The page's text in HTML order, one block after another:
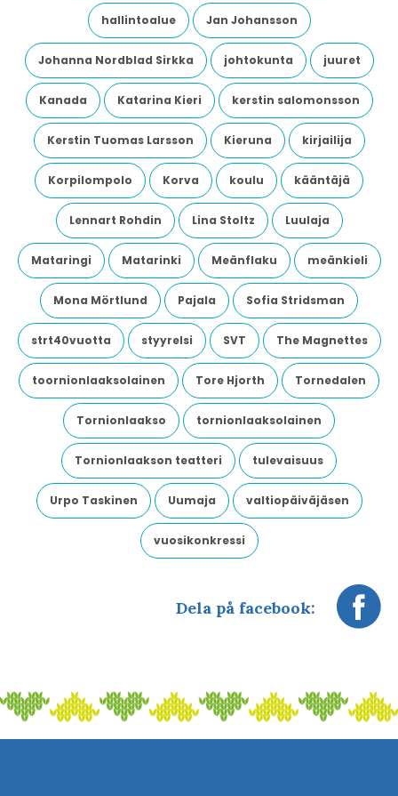
hallintoalue Jan Johansson
Johanna Nordblad Sirkka johtokunta juuret
Kanada Katarina Kieri kerstin salomonsson
Kerstin Tuomas Larsson Kieruna kirjailija
Korpilompolo Korva koulu kääntäjä
Lennart Rohdin Lina Stoltz Luulaja
Mataringi Matarinki Meänflaku meänkieli
Mona Mörtlund Pajala Sofia Stridsman
strt40vuotta styyrelsi SVT The Magnettes
toornionlaaksolainen Tore Hjorth Tornedalen
Tornionlaakso tornionlaaksolainen
Tornionlaakson teatteri tulevaisuus
Urpo Taskinen Uumaja valtiopäiväjäsen
vuosikonkressi
Dela på facebook: